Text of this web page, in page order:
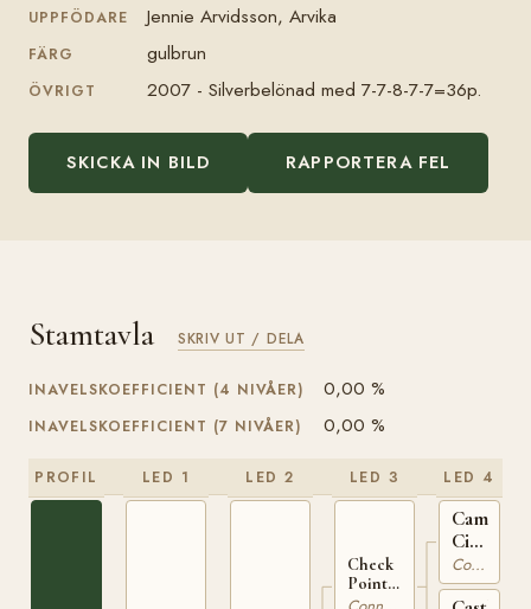
UPPFÖDARE Jennie Arvidsson, Arvika
FÄRG gulbrun
ÖVRIGT 2007 - Silverbelönad med 7-7-8-7-7=36p.
SKICKA IN BILD RAPPORTERA FEL
Stamtavla SKRIV UT / DELA
INAVELSKOEFFICIENT (4 NIVÅER) 0,00 %
INAVELSKOEFFICIENT (7 NIVÅER) 0,00 %
PROFIL LED 1 LED 2 LED 3
Check
Point
Charlie
LED 4
Camlin
Cicada
IRE
119
Connemara